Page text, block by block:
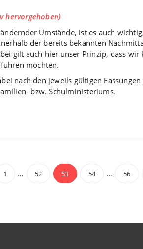
hervorgehoben)
Umstände, ist es auch
der bereits bekannten
gilt auch hier unser Prinzip, dass
möchten.
nach den jeweils gültigen
bzw. Schulministeriums.
1 … 52 53 54 … 56